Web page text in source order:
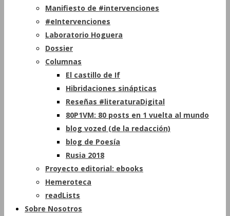
Manifiesto de #intervenciones
#eIntervenciones
Laboratorio Hoguera
Dossier
Columnas
El castillo de If
Hibridaciones sinápticas
Reseñas #literaturaDigital
80P1VM: 80 posts en 1 vuelta al mundo
blog vozed (de la redacción)
blog de Poesía
Rusia 2018
Proyecto editorial: ebooks
Hemeroteca
readLists
Sobre Nosotros